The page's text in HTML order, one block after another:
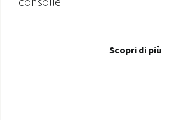
Scopri di più